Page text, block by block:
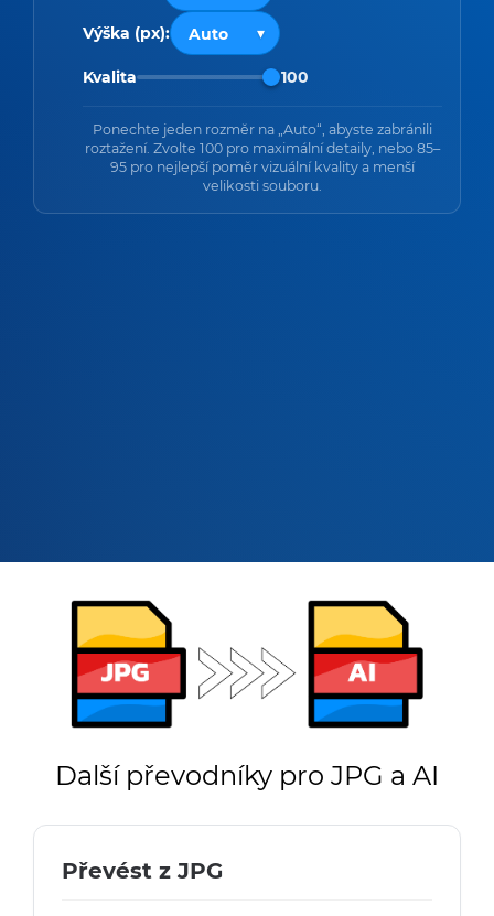
Výška (px):
Kvalita 100
Ponechte jeden rozměr na „Auto“, abyste zabránili
roztažení. Zvolte 100 pro maximální detaily, nebo 85–
95 pro nejlepší poměr vizuální kvality a menší
velikosti souboru.
Další převodníky pro JPG a AI
Převést z JPG